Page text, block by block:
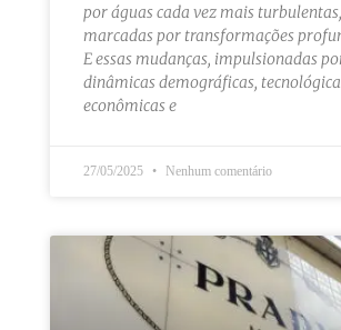
por águas cada vez mais turbulentas,
marcadas por transformações
E essas mudanças, impulsionadas
dinâmicas demográficas,
econômicas e
27/05/2025 Nenhum comentário